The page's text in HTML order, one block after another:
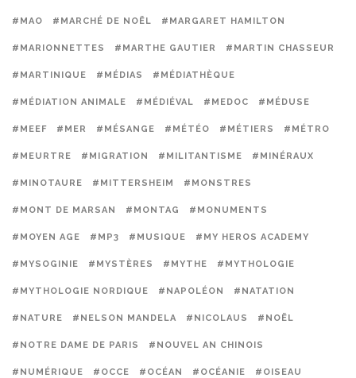
#MAO #MARCHÉ DE NOËL #MARGARET HAMILTON
#MARIONNETTES #MARTHE GAUTIER #MARTIN CHASSEUR
#MARTINIQUE #MÉDIAS #MÉDIATHÈQUE
#MÉDIATION ANIMALE #MÉDIÉVAL #MEDOC #MÉDUSE
#MEEF #MER #MÉSANGE #MÉTÉO #MÉTIERS #MÉTRO
#MEURTRE #MIGRATION #MILITANTISME #MINÉRAUX
#MINOTAURE #MITTERSHEIM #MONSTRES
#MONT DE MARSAN #MONTAG #MONUMENTS
#MOYEN AGE #MP3 #MUSIQUE #MY HEROS ACADEMY
#MYSOGINIE #MYSTÈRES #MYTHE #MYTHOLOGIE
#MYTHOLOGIE NORDIQUE #NAPOLÉON #NATATION
#NATURE #NELSON MANDELA #NICOLAUS #NOËL
#NOTRE DAME DE PARIS #NOUVEL AN CHINOIS
#NUMÉRIQUE #OCCE #OCÉAN #OCÉANIE #OISEAU